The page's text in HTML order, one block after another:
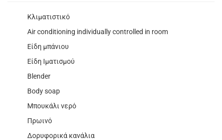
Κλιματιστικό
Air conditioning individually controlled in room
Είδη μπάνιου
Είδη Ιματισμού
Blender
Body soap
Μπουκάλι νερό
Πρωινό
Δορυφορικά κανάλια